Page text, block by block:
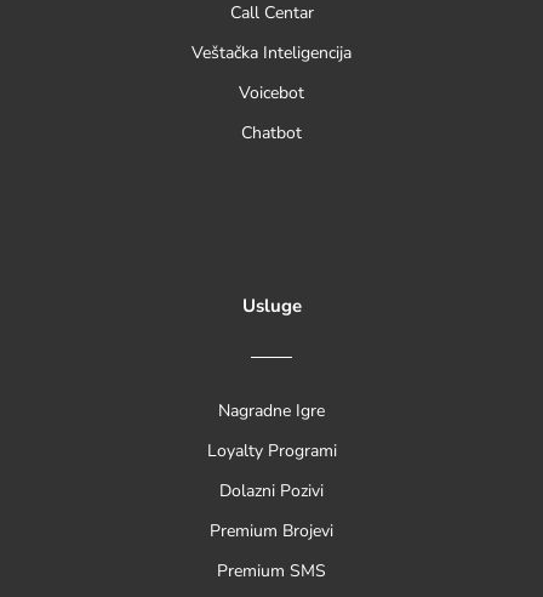
Call Centar
Veštačka Inteligencija
Voicebot
Chatbot
Usluge
Nagradne Igre
Loyalty Programi
Dolazni Pozivi
Premium Brojevi
Premium SMS